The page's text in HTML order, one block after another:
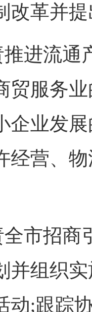
改革并
流通产
贸服务
企业发
经营、
招商引
并组织
动;跟踪